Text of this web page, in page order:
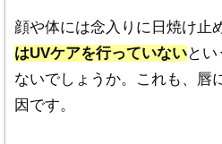
す。
・誤解して伝わることのな
絶対的・確定的表現は避け
顔や体には念入りに日焼け止
はUVケアを行っていないと
ないでしょうか。これも、唇
因です。